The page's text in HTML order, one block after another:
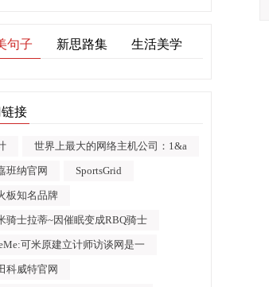
句子 新思路集 生活美学
接
世界上最大的网络主机公司：1&a
班纳官网 SportsGrid
板知名品牌
骑士拉蒂~因催眠变成RBQ骑士
可米原建立计师访谈网是一
科威特官网